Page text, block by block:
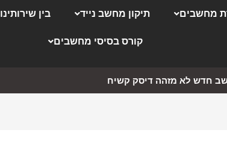
מחשבים תיקון מחשב נייד בין שירותינו
קורס בסיסי מחשבים
חדש לא מזהה דיסק קשיח